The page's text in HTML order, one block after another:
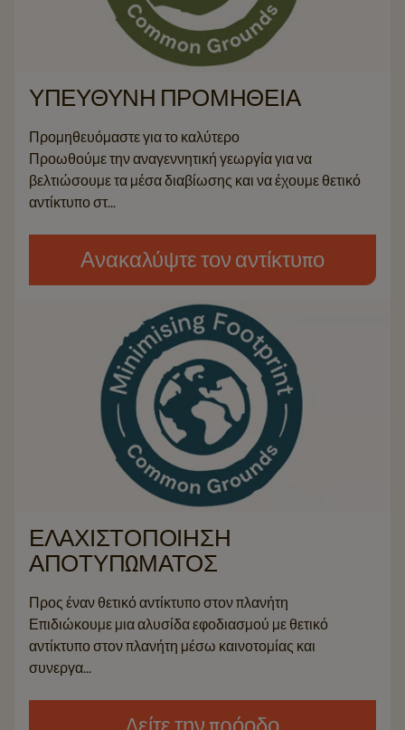
ΥΠΕΎΘΥΝΗ ΠΡΟΜΉΘΕΙΑ
Προμηθευόμαστε για το καλύτερο
Προωθούμε την αναγεννητική γεωργία για να
βελτιώσουμε τα μέσα διαβίωσης και να έχουμε θετικό
αντίκτυπο στ...
Ανακαλύψτε τον αντίκτυπο
ΕΛΑΧΙΣΤΟΠΟΊΗΣΗ
ΑΠΟΤΥΠΏΜΑΤΟΣ
Προς έναν θετικό αντίκτυπο στον πλανήτη
Επιδιώκουμε μια αλυσίδα εφοδιασμού με θετικό
αντίκτυπο στον πλανήτη μέσω καινοτομίας και
συνεργα...
Δείτε την πρόοδο